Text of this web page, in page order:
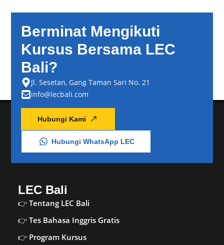
Berminat Mengikuti
Kursus Bersama LEC
Bali?
Jl. Sesetan, Gang Taman Sari No. 21
info@lecbali.com
Hubungi Kami
Hubungi WhatsApp LEC
LEC Bali
Tentang LEC Bali
Tes Bahasa Inggris Gratis
Program Kursus